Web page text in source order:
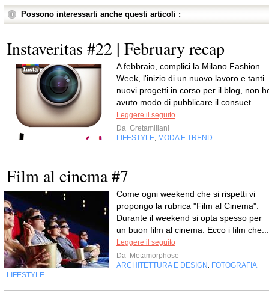
Possono interessarti anche questi articoli :
Instaveritas #22 | February recap
A febbraio, complici la Milano Fashion
Week, l'inizio di un nuovo lavoro e tanti
nuovi progetti in corso per il blog, non
avuto modo di pubblicare il consuet...
Leggere il seguito
Da Gretamiliani
LIFESTYLE MODA E TREND
Film al cinema #7
Come ogni weekend che si rispetti vi
propongo la rubrica "Film al Cinema".
Durante il weekend si opta spesso per
un buon film al cinema. Ecco i film che...
Leggere il seguito
Da Metamorphose
ARCHITETTURA E DESIGN FOTOGRAFIA
LIFESTYLE